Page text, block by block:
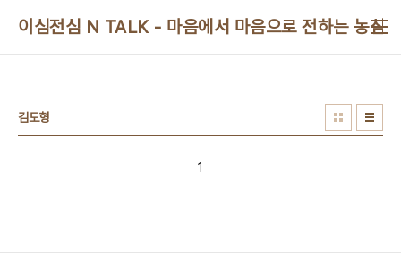
이심전심 N TALK - 마음에서 마음으로 전하는 농심
김도형
1